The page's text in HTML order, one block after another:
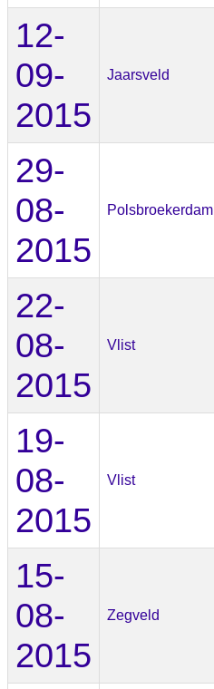
12-
09-
2015
Jaarsveld
29-
08-
2015
Polsbroekerdam
22-
08-
2015
Vlist
19-
08-
2015
Vlist
15-
08-
2015
Zegveld